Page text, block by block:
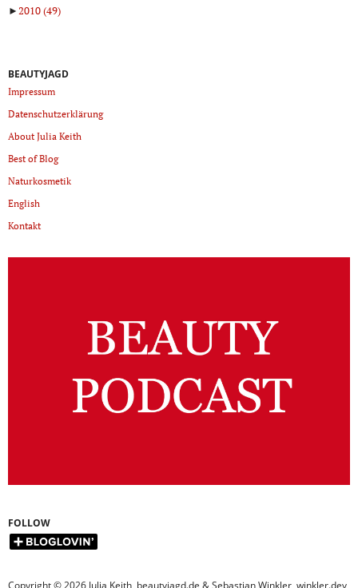
► 2010(49)
BEAUTYJAGD
Impressum
Datenschutzerklärung
About Julia Keith
Best of Blog
Naturkosmetik
English
Kontakt
FOLLOW
Copyright © 2026 Julia Keith, beautyjagd.de & Sebastian Winkler, winkler.dev